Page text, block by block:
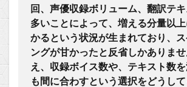
回、声優収録ボリューム、翻訳テ
多いことによって、増える分量以
かるという状況が生まれており、ス
ングが甘かったと反省しかありま
え、収録ボイス数や、テキスト数
も間に合わすという選択をどうして